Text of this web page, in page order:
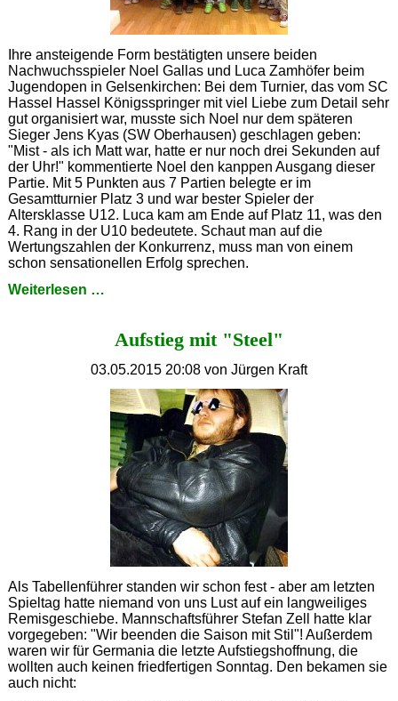
Ihre ansteigende Form bestätigten unsere beiden
Nachwuchsspieler Noel Gallas und Luca Zamhöfer beim
Jugendopen in Gelsenkirchen: Bei dem Turnier, das vom SC
Hassel Hassel Königsspringer mit viel Liebe zum Detail sehr
gut organisiert war, musste sich Noel nur dem späteren
Sieger Jens Kyas (SW Oberhausen) geschlagen geben:
"Mist - als ich Matt war, hatte er nur noch drei Sekunden auf
der Uhr!" kommentierte Noel den kanppen Ausgang dieser
Partie. Mit 5 Punkten aus 7 Partien belegte er im
Gesamtturnier Platz 3 und war bester Spieler der
Altersklasse U12. Luca kam am Ende auf Platz 11, was den
4. Rang in der U10 bedeutete. Schaut man auf die
Wertungszahlen der Konkurrenz, muss man von einem
schon sensationellen Erfolg sprechen.
Weiterlesen …
Gelsenkirchen
Aufstieg mit "Steel"
03.05.2015 20:08 von Jürgen Kraft
Als Tabellenführer standen wir schon fest - aber am letzten
Spieltag hatte niemand von uns Lust auf ein langweiliges
Remisgeschiebe. Mannschaftsführer Stefan Zell hatte klar
vorgegeben: "Wir beenden die Saison mit Stil"! Außerdem
waren wir für Germania die letzte Aufstiegshoffnung, die
wollten auch keinen friedfertigen Sonntag. Den bekamen sie
auch nicht: